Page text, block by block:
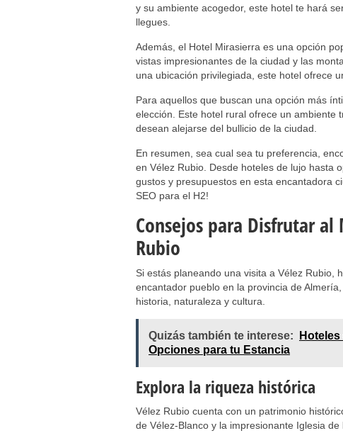
y su ambiente acogedor, este hotel te hará
llegues.
Además, el Hotel Mirasierra es una opción
vistas impresionantes de la ciudad y las
una ubicación privilegiada, este hotel ofrece
Para aquellos que buscan una opción más
elección. Este hotel rural ofrece un ambiente
desean alejarse del bullicio de la ciudad.
En resumen, sea cual sea tu preferencia,
en Vélez Rubio. Desde hoteles de lujo hasta
gustos y presupuestos en esta encantadora
SEO para el H2!
Consejos para Disfrutar
Rubio
Si estás planeando una visita a Vélez Rubio,
encantador pueblo en la provincia de
historia, naturaleza y cultura.
Quizás también te interese:
Opciones para tu Estancia
Explora la riqueza histórica
Vélez Rubio cuenta con un patrimonio
de Vélez-Blanco y la impresionante Iglesia